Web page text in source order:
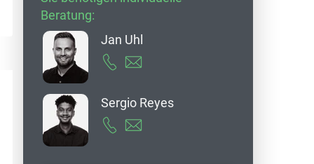
Beratung:
Jan Uhl
Sergio Reyes